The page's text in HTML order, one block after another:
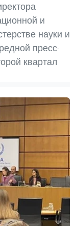
и
науки и
пресс-
квартал